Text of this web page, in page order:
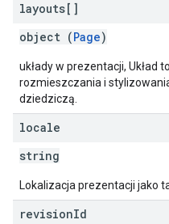
layouts[]
object (Page)
układy w prezentacji, Układ
rozmieszczania i
dziedziczą.
locale
string
Lokalizacja prezentacji jako
revisionId